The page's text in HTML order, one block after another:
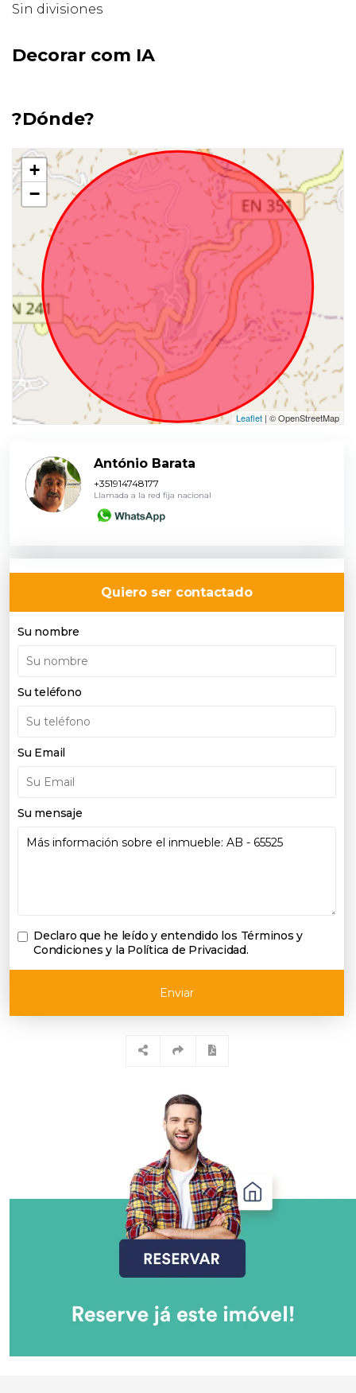
Sin divisiones
Decorar com IA
?Dónde?
+
−
Leaflet | © OpenStreetMap
António Barata
+351914748177
Llamada a la red fija nacional
Quiero ser contactado
Su nombre
Su teléfono
Su Email
Su mensaje
Declaro que he leído y entendido los Términos y
Condiciones y la Política de Privacidad.
Enviar